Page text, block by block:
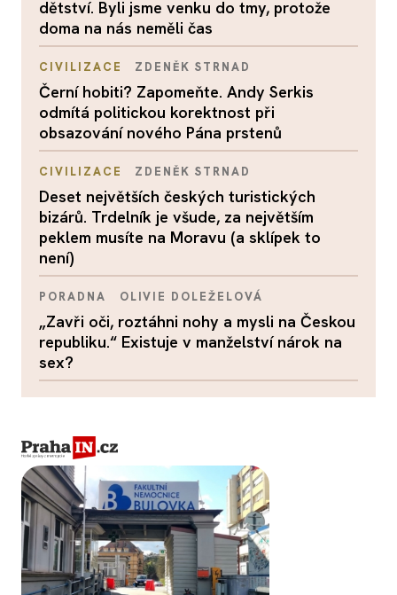
dětství. Byli jsme venku do tmy, protože
doma na nás neměli čas
CIVILIZACE ZDENĚK STRNAD
Černí hobiti? Zapomeňte. Andy Serkis
odmítá politickou korektnost při
obsazování nového Pána prstenů
CIVILIZACE ZDENĚK STRNAD
Deset největších českých turistických
bizárů. Trdelník je všude, za největším
peklem musíte na Moravu (a sklípek to
není)
PORADNA OLIVIE DOLEŽELOVÁ
„Zavři oči, roztáhni nohy a mysli na Českou
republiku.“ Existuje v manželství nárok na
sex?